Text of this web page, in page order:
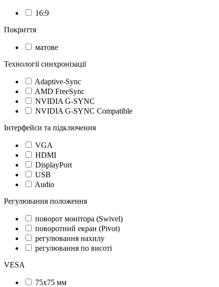
16:9
Покриття
матове
Технології синхронізації
Adaptive-Sync
AMD FreeSync
NVIDIA G-SYNC
NVIDIA G-SYNC Compatible
Інтерфейси та підключення
VGA
HDMI
DisplayPort
USB
Audio
Регулювання положення
поворот монітора (Swivel)
поворотний екран (Pivot)
регулювання нахилу
регулювання по висоті
VESA
75x75 мм